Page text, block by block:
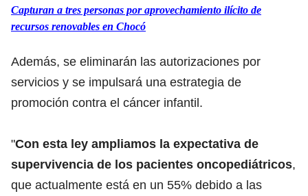
Capturan a tres personas por aprovechamiento ilícito de
recursos renovables en Chocó
Además, se eliminarán las autorizaciones por
servicios y se impulsará una estrategia de
promoción contra el cáncer infantil.
"Con esta ley ampliamos la expectativa de
supervivencia de los pacientes oncopediátricos,
que actualmente está en un 55% debido a las